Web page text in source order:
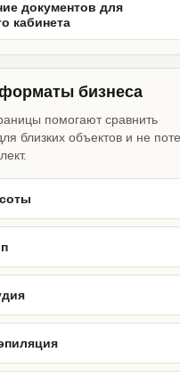
документов для
кабинета
бизнеса
помогают сравнить
близких объектов и не